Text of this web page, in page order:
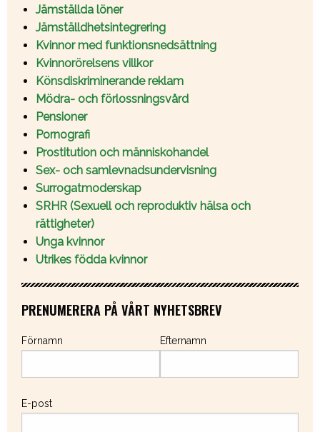
Jämställda löner
Jämställdhetsintegrering
Kvinnor med funktionsnedsättning
Kvinnorörelsens villkor
Könsdiskriminerande reklam
Mödra- och förlossningsvård
Pensioner
Pornografi
Prostitution och människohandel
Sex- och samlevnadsundervisning
Surrogatmoderskap
SRHR (Sexuell och reproduktiv hälsa och
rättigheter)
Unga kvinnor
Utrikes födda kvinnor
PRENUMERERA PÅ VÅRT NYHETSBREV
Förnamn Efternamn
E-post